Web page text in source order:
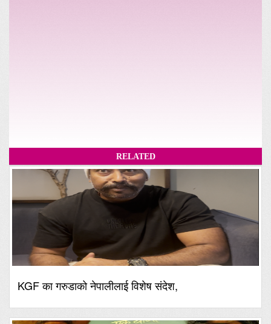
RELATED
KGF का गरुडाको नेपालीलाई विशेष संदेश,